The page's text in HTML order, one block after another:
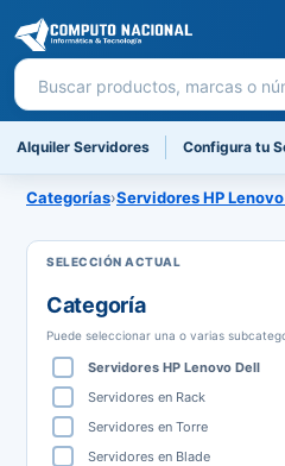
Buscar productos
Alquiler Servidores Configura tu
Categorías›Servidores HP
Categoría
Puede seleccionar una o varias
Servidores HP Lenovo Dell
Servidores en Rack
Servidores en Torre
Servidores en Blade